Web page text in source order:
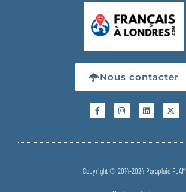
Nous contacter
Copyright © 2014-2024 Parapluie FLAM